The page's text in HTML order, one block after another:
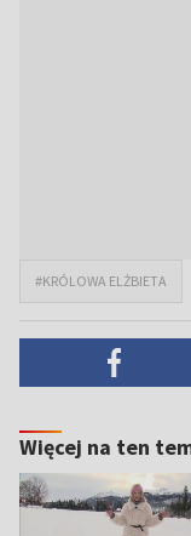
#KRÓLOWA ELŻBIETA
Więcej na ten